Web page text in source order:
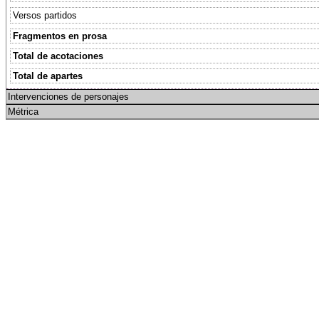
Versos partidos
Fragmentos en prosa
Total de acotaciones
Total de apartes
Intervenciones de personajes
Métrica